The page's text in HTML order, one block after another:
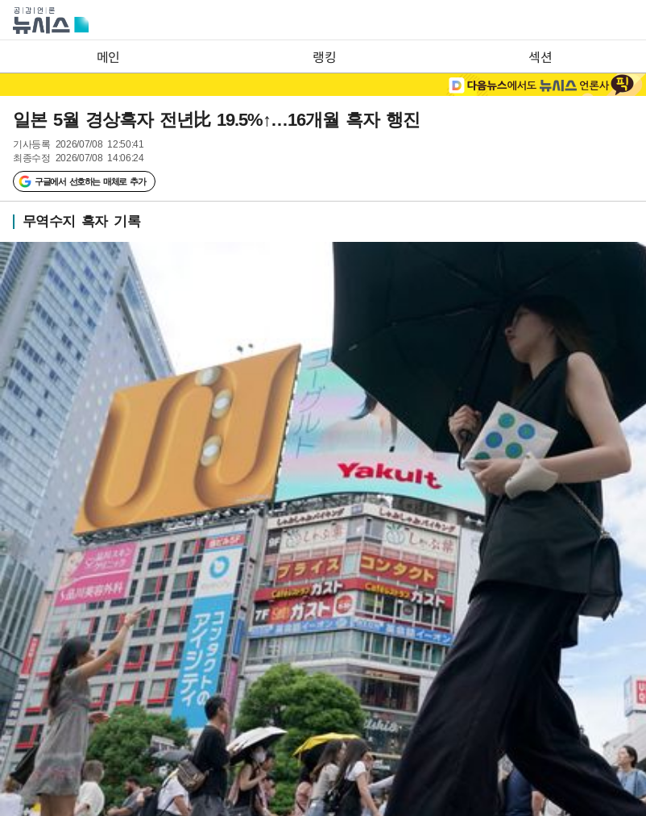
메인 랭킹 섹션
일본 5월 경상흑자 전년比 19.5%↑…16개월 흑자 행진
기사등록 2026/07/08 12:50:41
최종수정 2026/07/08 14:06:24
구글에서 선호하는 매체로 추가
무역수지 흑자 기록